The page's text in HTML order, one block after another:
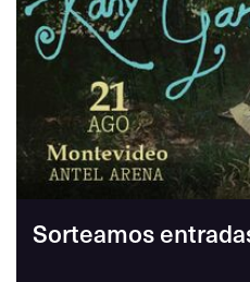
Sorteamos